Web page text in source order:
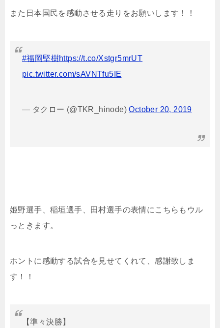
また日本国民を感動させる走りをお願いします！！
#福岡堅樹https://t.co/Xstgr5mrUT
pic.twitter.com/sAVNTfu5IE
— タクロー (@TKR_hinode)October 20, 2019
姫野選手、稲垣選手、田村選手の表情にこちらもウル
っときます。
ホントに感動する試合を見せてくれて、感謝致しま
す！！
【準々決勝】